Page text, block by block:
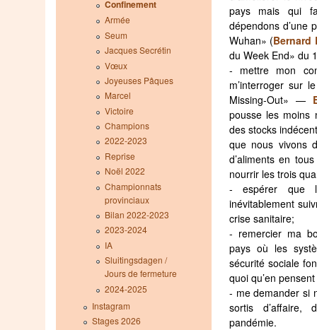
pays mais qui
dépendons d’une
Wuhan» (Bernard
du Week End» du
- mettre mon
m’interroger sur
Missing-Out» —
pousse les moins
des stocks
que nous vivons
d’aliments en
nourrir les trois
- espérer que
inévitablement
crise sanitaire;
- remercier ma
pays où les
sécurité sociale
quoi qu’en
- me demander si
sortis
pandémie.
Confinement
Armée
Seum
Jacques Secrétin
Vœux
Joyeuses Pâques
Marcel
Victoire
Champions
2022-2023
Reprise
Noël 2022
Championnats
provinciaux
Bilan 2022-2023
2023-2024
IA
Sluitingsdagen /
Jours de fermeture
2024-2025
Instagram
Stages 2026